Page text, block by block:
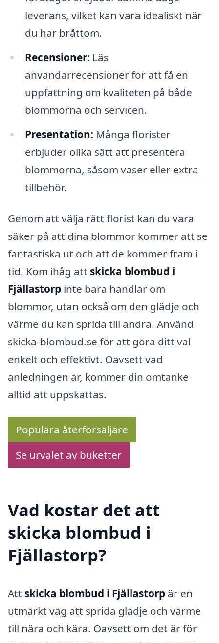
leverans, vilket kan vara idealiskt när
du har bråttom.
Recensioner: Läs
användarrecensioner för att få en
uppfattning om kvaliteten på både
blommorna och servicen.
Presentation: Många florister
erbjuder olika sätt att presentera
blommorna, såsom vaser eller extra
tillbehör.
Genom att välja rätt florist kan du vara
säker på att dina blommor kommer att se
fantastiska ut och att de kommer fram i
tid. Kom ihåg att skicka blombud i
Fjällastorp inte bara handlar om
blommor, utan också om den glädje och
värme du kan sprida till andra. Använd
skicka-blombud.se för att göra ditt val
enkelt och effektivt. Oavsett vad
anledningen är, kommer din omtanke
alltid att uppskattas.
Populära återförsäljare
Se urvalet av buketter
Vad kostar det att
skicka blombud i
Fjällastorp?
Att skicka blombud i Fjällastorp är en
utmärkt väg att sprida glädje och värme
till nära och kära. Oavsett om det är för